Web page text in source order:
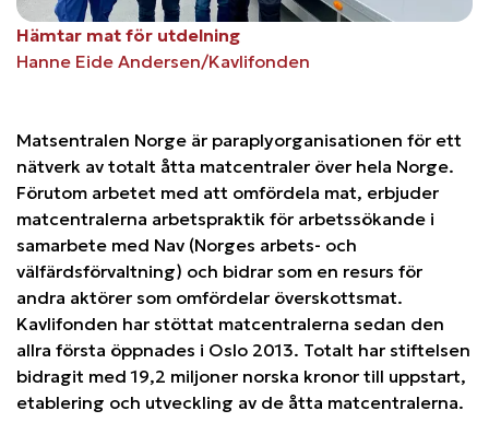
Hämtar mat för utdelning
Hanne Eide Andersen/Kavlifonden
Matsentralen Norge är paraplyorganisationen för ett
nätverk av totalt åtta matcentraler över hela Norge.
Förutom arbetet med att omfördela mat, erbjuder
matcentralerna arbetspraktik för arbetssökande i
samarbete med Nav (Norges arbets- och
välfärdsförvaltning) och bidrar som en resurs för
andra aktörer som omfördelar överskottsmat.
Kavlifonden har stöttat matcentralerna sedan den
allra första öppnades i Oslo 2013. Totalt har stiftelsen
bidragit med 19,2 miljoner norska kronor till uppstart,
etablering och utveckling av de åtta matcentralerna.